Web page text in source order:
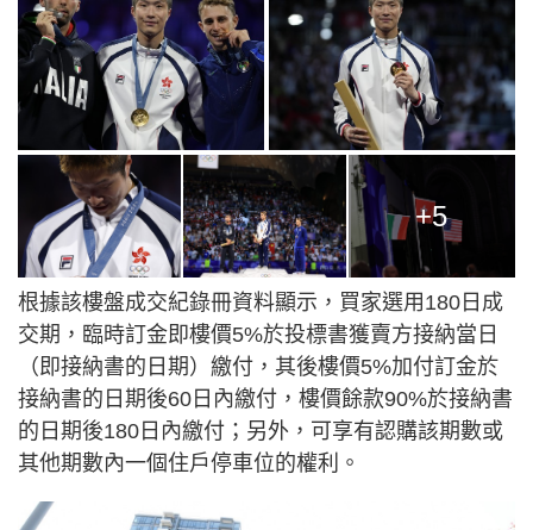
+5
根據該樓盤成交紀錄冊資料顯示，買家選用180日成
交期，臨時訂金即樓價5%於投標書獲賣方接納當日
（即接納書的日期）繳付，其後樓價5%加付訂金於
接納書的日期後60日內繳付，樓價餘款90%於接納書
的日期後180日內繳付；另外，可享有認購該期數或
其他期數內一個住戶停車位的權利。